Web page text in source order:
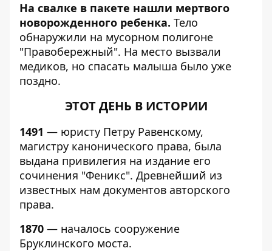
На свалке в пакете нашли мертвого
новорожденного ребенка. Тело
обнаружили на мусорном полигоне
"Правобережный". На место вызвали
медиков, но спасать малыша было уже
поздно.
ЭТОТ ДЕНЬ В ИСТОРИИ
1491 — юристу Петру Равенскому,
магистру канонического права, была
выдана привилегия на издание его
сочинения "Феникс". Древнейший из
известных нам документов авторского
права.
1870 — началось сооружение
Бруклинского моста.